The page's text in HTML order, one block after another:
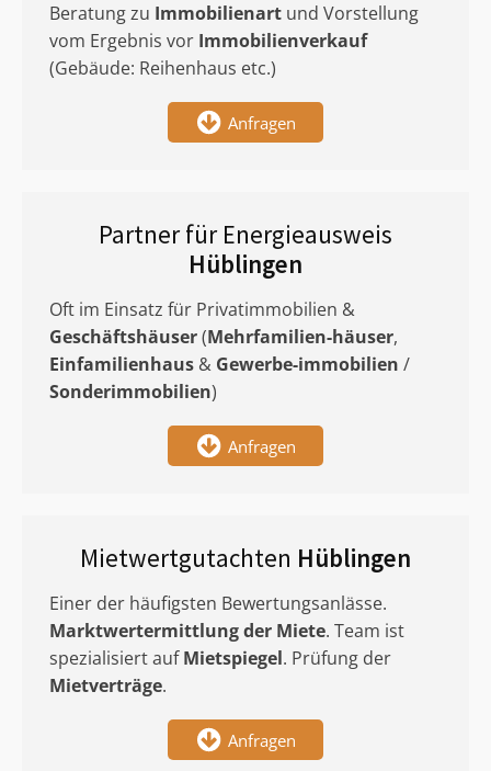
Beratung zu Immobilienart und Vorstellung
vom Ergebnis vor Immobilienverkauf
(Gebäude: Reihenhaus etc.)
Anfragen
Partner für Energieausweis
Hüblingen
Oft im Einsatz für Privatimmobilien &
Geschäftshäuser(Mehrfamilien-häuser,
Einfamilienhaus & Gewerbe-immobilien /
Sonderimmobilien)
Anfragen
Mietwertgutachten Hüblingen
Einer der häufigsten Bewertungsanlässe.
Marktwertermittlungder Miete. Team ist
spezialisiert aufMietspiegel. Prüfung der
Mietverträge.
Anfragen